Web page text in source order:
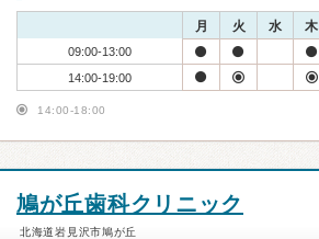
月 火 水 木
09:00-13:00
14:00-19:00
14:00-18:00
鳩が丘歯科クリニック
北海道岩見沢市鳩が丘